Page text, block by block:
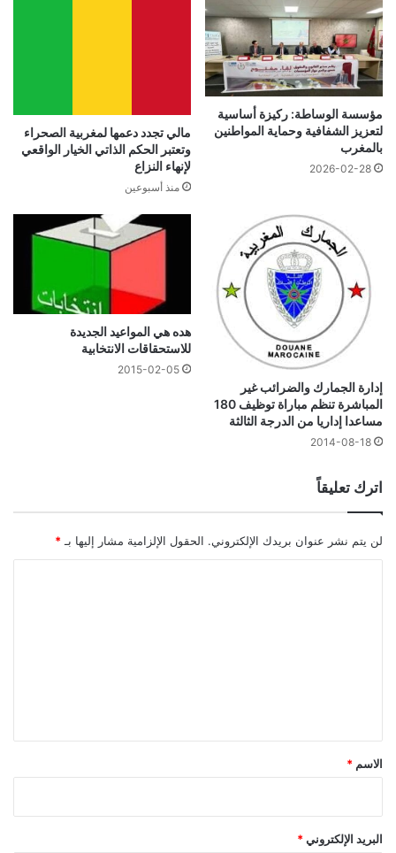
مؤسسة الوساطة: ركيزة أساسية
لتعزيز الشفافية وحماية المواطنين
بالمغرب
2026-02-28
مالي تجدد دعمها لمغربية الصحراء
وتعتبر الحكم الذاتي الخيار الواقعي
لإنهاء النزاع
منذ أسبوعين
إدارة الجمارك والضرائب غير
المباشرة تنظم مباراة توظيف 180
مساعدا إداريا من الدرجة الثالثة
2014-08-18
هده هي المواعيد الجديدة
للاستحقاقات الانتخابية
2015-02-05
اترك تعليقاً
لن يتم نشر عنوان بريدك الإلكتروني. الحقول الإلزامية مشار إليها بـ *
*
الاسم *
البريد الإلكتروني *